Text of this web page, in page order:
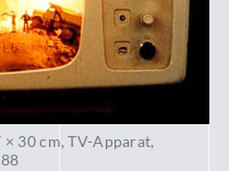
× 30 cm, TV-Apparat,